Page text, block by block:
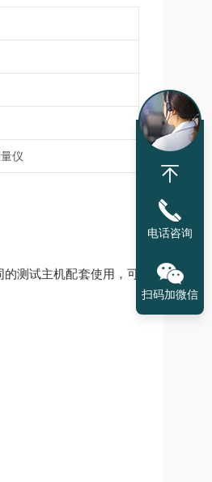
仪
测试主机配套使用，可
电话咨询
扫码加微信